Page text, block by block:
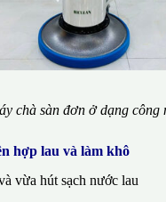
chà sàn đơn ở dạng công
hợp lau và làm khô
vừa hút sạch nước lau